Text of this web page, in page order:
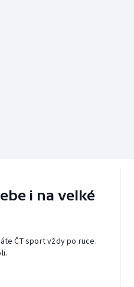
i na velké
ČT sport vždy po ruce.